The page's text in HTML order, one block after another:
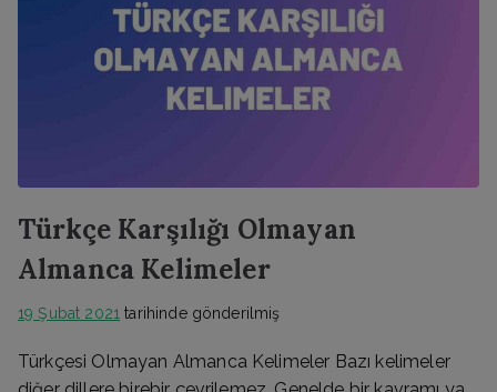
Türkçe Karşılığı Olmayan
Almanca Kelimeler
19 Şubat 2021 tarihinde gönderilmiş
Türkçesi Olmayan Almanca Kelimeler Bazı kelimeler